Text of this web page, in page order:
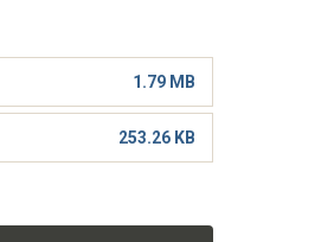
1.79 MB
253.26 KB